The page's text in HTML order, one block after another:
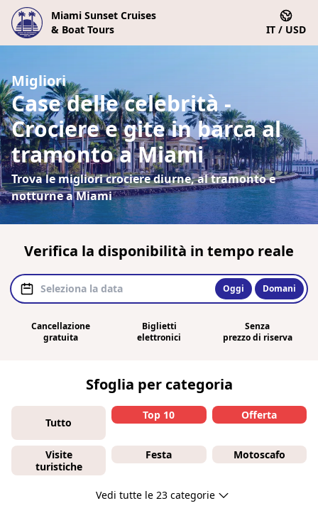
Miami Sunset Cruises
& Boat Tours
IT / USD
Migliori
Case delle celebrità -
Crociere e gite in barca al
tramonto a Miami
Trova le migliori crociere diurne, al tramonto e
notturne a Miami
Verifica la disponibilità in tempo reale
Oggi Domani
Cancellazione
gratuita
Biglietti
elettronici
Senza
prezzo di riserva
Sfoglia per categoria
Tutto
Top 10 Offerta
Visite
turistiche
Festa Motoscafo
Vedi tutte le 23 categorie